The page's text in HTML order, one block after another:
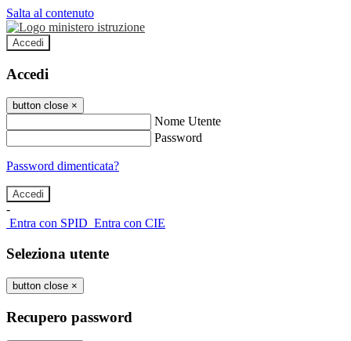
Salta al contenuto
Accedi
Accedi
button close ×
Nome Utente
Password
Password dimenticata?
-
Entra con SPID Entra con CIE
Seleziona utente
button close ×
Recupero password